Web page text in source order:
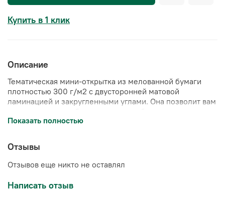
Купить в 1 клик
Описание
Тематическая мини-открытка из мелованной бумаги
плотностью 300 г/м2 с двусторонней матовой
ламинацией и закругленными углами. Она позволит вам
самым особенным людям в вашей жизни.
Показать полностью
Отзывы
Отзывов еще никто не оставлял
Написать отзыв